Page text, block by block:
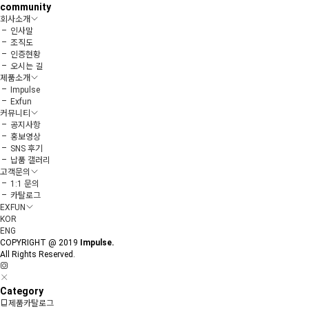
community
회사소개
인사말
조직도
인증현황
오시는 길
제품소개
Impulse
Exfun
커뮤니티
공지사항
홍보영상
SNS 후기
납품 갤러리
고객문의
1:1 문의
카탈로그
EXFUN
KOR
ENG
COPYRIGHT @ 2019
Impulse.
All Rights Reserved.
Category
제품카탈로그